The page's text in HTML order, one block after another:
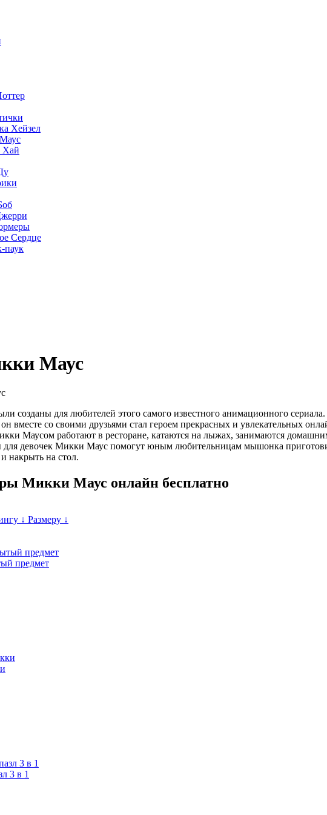
Маус
созданы для любителей этого самого известного анимационного
вместе со своими друзьями стал героем прекрасных и увлекательных
Маусом работают в ресторане, катаются на лыжах, занимаются
для девочек Микки Маус помогут юным любительницам мышонка
накрыть на стол.
Микки Маус онлайн бесплатно
↓ Размеру ↓
предмет
3 в 1